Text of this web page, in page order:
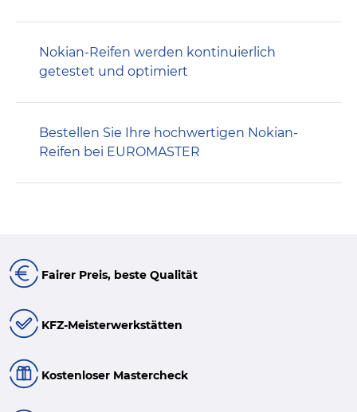
Nokian-Reifen werden kontinuierlich
getestet und optimiert
Bestellen Sie Ihre hochwertigen Nokian-
Reifen bei EUROMASTER
Fairer Preis, beste Qualität
KFZ-Meisterwerkstätten
Kostenloser Mastercheck